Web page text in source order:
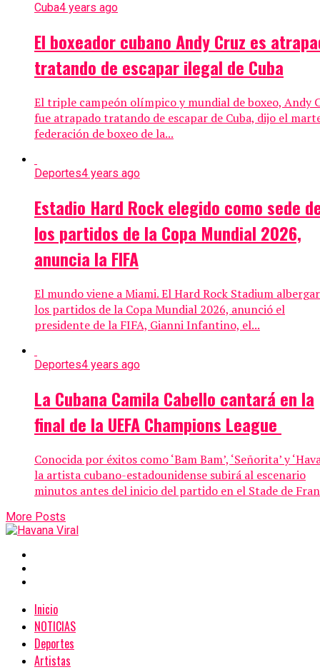
Cuba4 years ago
El boxeador cubano Andy Cruz es
tratando de escapar ilegal de Cuba
El triple campeón olímpico y mundial de boxeo, Andy
fue atrapado tratando de escapar de Cuba, dijo el
federación de boxeo de la...
Deportes4 years ago
Estadio Hard Rock elegido como sede
los partidos de la Copa Mundial 2026,
anuncia la FIFA
El mundo viene a Miami. El Hard Rock Stadium
los partidos de la Copa Mundial 2026, anunció el
presidente de la FIFA, Gianni Infantino, el...
Deportes4 years ago
La Cubana Camila Cabello cantará en la
final de la UEFA Champions League
Conocida por éxitos como ‘Bam Bam’, ‘Señorita’ y
la artista cubano-estadounidense subirá al escenario
minutos antes del inicio del partido en el Stade de
More Posts
Inicio
NOTICIAS
Deportes
Artistas